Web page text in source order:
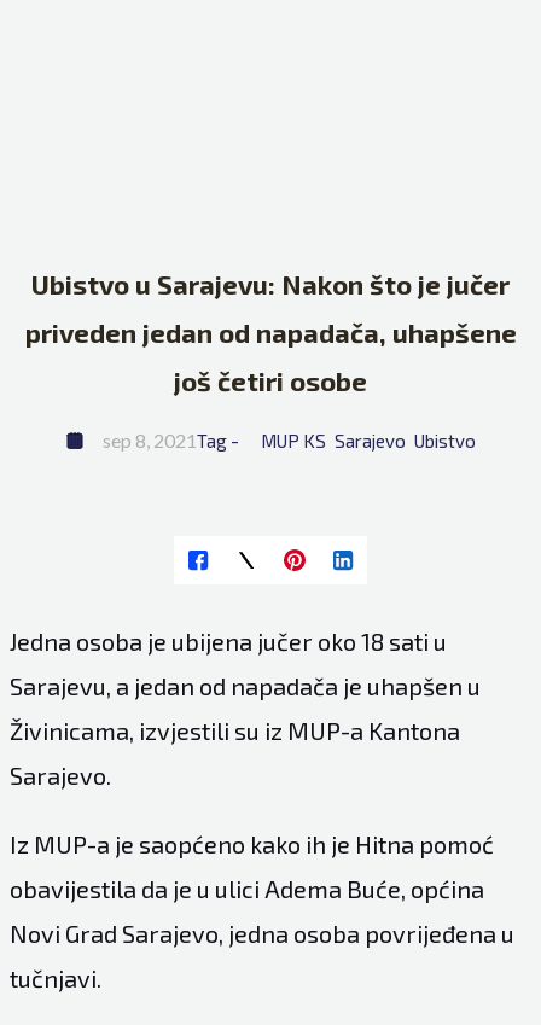
Ubistvo u Sarajevu: Nakon što je jučer
priveden jedan od napadača, uhapšene
još četiri osobe
sep 8, 2021Tag - MUP KS Sarajevo Ubistvo
Jedna osoba je ubijena jučer oko 18 sati u
Sarajevu, a jedan od napadača je uhapšen u
Živinicama, izvjestili su iz MUP-a Kantona
Sarajevo.
Iz MUP-a je saopćeno kako ih je Hitna pomoć
obavijestila da je u ulici Adema Buće, općina
Novi Grad Sarajevo, jedna osoba povrijeđena u
tučnjavi.